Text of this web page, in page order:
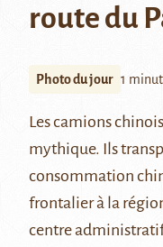
route du
Photo du jour 1
Les camions
mythique. Ils
consommation
frontalier à la
centre